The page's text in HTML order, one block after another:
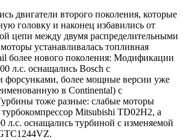
двигатели второго поколения, которые
головку и наконец избавились от
цепи между двумя распределительными
устанавливалась топливная
более нового поколения: Модификации
л.с. оснащались Bosch с
форсунками, более мощные версии уже
в Continental) с
тоже разные: слабые моторы
Mitsubishi TD02H2, а
л.с. оснащались турбиной с изменяемой